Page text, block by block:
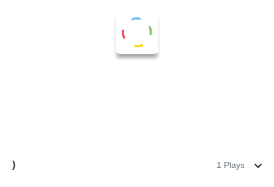
) 1 Plays